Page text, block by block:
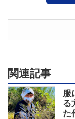
関連記事
服
る
た